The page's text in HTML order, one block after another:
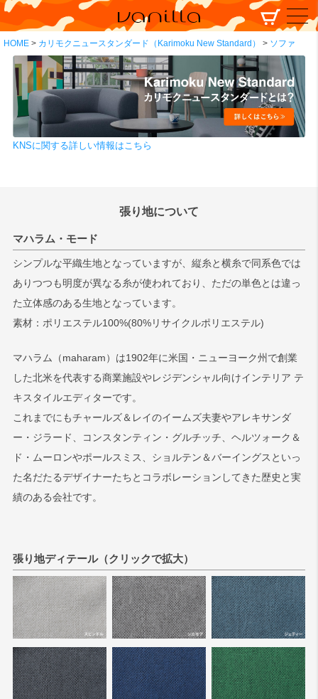
HOME カリモクニュースタンダード（Karimoku New Standard） ソファ
検索
KNSに関する詳しい情報はこちら
張り地について
マハラム・モード
シンプルな平織生地となっていますが、縦糸と横糸で同系色では
ありつつも明度が異なる糸が使われており、ただの単色とは違っ
た立体感のある生地となっています。
素材：ポリエステル100%(80%リサイクルポリエステル)
マハラム（maharam）は1902年に米国・ニューヨーク州で創業
した北米を代表する商業施設やレジデンシャル向けインテリア テ
キスタイルエディターです。
これまでにもチャールズ＆レイのイームズ夫妻やアレキサンダ
ー・ジラード、コンスタンティン・グルチッチ、ヘルツォーク＆
ド・ムーロンやポールスミス、ショルテン＆バーイングスといっ
た名だたるデザイナーたちとコラボレーションしてきた歴史と実
績のある会社です。
張り地ディテール（クリックで拡大）